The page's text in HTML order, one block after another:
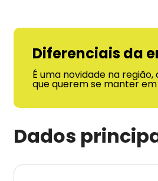
Diferenciais da
É uma novidade na
que querem se manter
Dados